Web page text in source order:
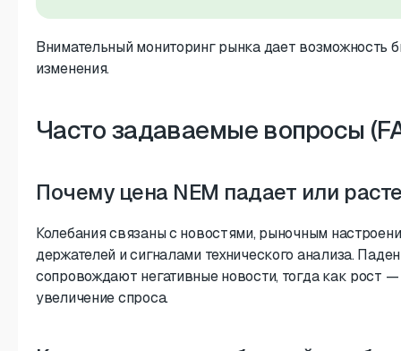
Внимательный мониторинг рынка дает возможность
изменения.
Часто задаваемые вопросы
Почему цена NEM падает или
Колебания связаны с новостями, рыночным
держателей и сигналами технического анализа.
сопровождают негативные новости, тогда как рост
увеличение спроса.